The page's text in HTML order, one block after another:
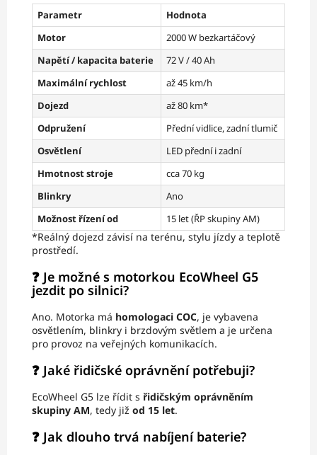
Parametr
Hodnota
Motor
2000 W bezkartáčový
Napětí / kapacita baterie
72 V / 40 Ah
Maximální rychlost
až 45 km/h
Dojezd
až 80 km*
Odpružení
Přední vidlice, zadní tlumič
Osvětlení
LED přední i zadní
Hmotnost stroje
cca 70 kg
Blinkry
Ano
Možnost řízení od
15 let (ŘP skupiny AM)
*Reálný dojezd závisí na terénu, stylu jízdy a teplotě
prostředí.
❓ Je možné s motorkou EcoWheel G5
jezdit po silnici?
Ano. Motorka má homologaci COC, je vybavena
osvětlením, blinkry i brzdovým světlem a je určena
pro provoz na veřejných komunikacích.
❓ Jaké řidičské oprávnění potřebuji?
EcoWheel G5 lze řídit s řidičským oprávněním
skupiny AM, tedy již od 15 let.
❓ Jak dlouho trvá nabíjení baterie?